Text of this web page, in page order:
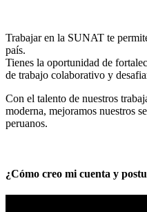
Trabajar en la SUNAT te
país.
Tienes la oportunidad de
de trabajo colaborativo y
Con el talento de nuestros
moderna, mejoramos nuestros
peruanos.
¿Cómo creo mi cuenta y